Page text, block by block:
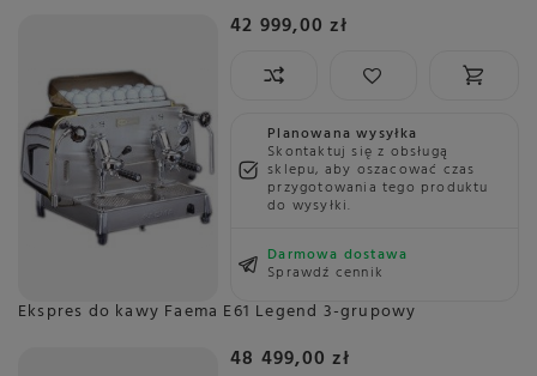
42 999,00 zł
Planowana wysyłka
Skontaktuj się z obsługą
sklepu, aby oszacować czas
przygotowania tego produktu
do wysyłki.
Darmowa dostawa
Sprawdź cennik
Ekspres do kawy Faema E61 Legend 3-grupowy
48 499,00 zł